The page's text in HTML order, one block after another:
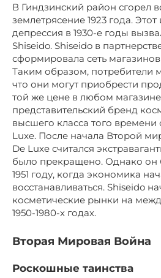
В Гиндзинский район сгорел
землетрясение 1923 года.
депрессия в 1930-е годы
Shiseido. Shiseido в
сформировала сеть
Таким образом, потребители
что они могут приобрести
той же цене в любом
представительский бренд
высшего класса того времени
Luxe. После начала Второй
De Luxe считался
было прекращено. Однако он
1951 году, когда экономика
восстанавливаться. Shiseido
косметические рынки на
1950-1980-х годах.
Вторая Мировая Война
Роскошные таинства